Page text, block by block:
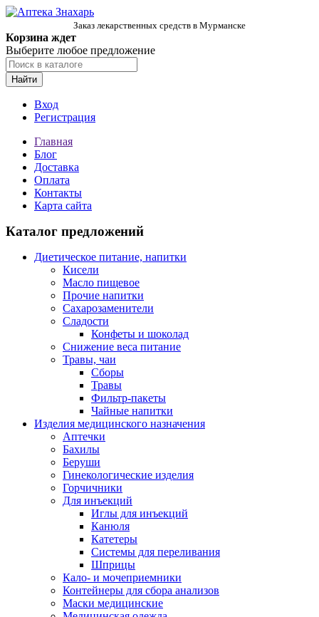
Заказ лекарственных средств в Мурманске
Корзина ждет
Выберите любое предложение
Найти
Вход
Регистрация
Главная
Блог
Доставка
Оплата
Контакты
Карта сайта
Каталог предложений
Диетическое питание, напитки
Кисели
Масло пищевое
Прочие напитки
Сахарозаменители
Сладости
Конфеты и шоколад
Снижение веса питание
Травы, чаи
Сборы
Травы
Фильтр-пакеты
Чайные напитки
Изделия медицинского назначения
Аптечки
Бахилы
Беруши
Гинекологические изделия
Горчичники
Для инъекций
Иглы для инъекций
Канюля
Катетеры
Системы для переливания
Шприцы
Кало- и мочеприемники
Контейнеры для сбора анализов
Маски медицинские